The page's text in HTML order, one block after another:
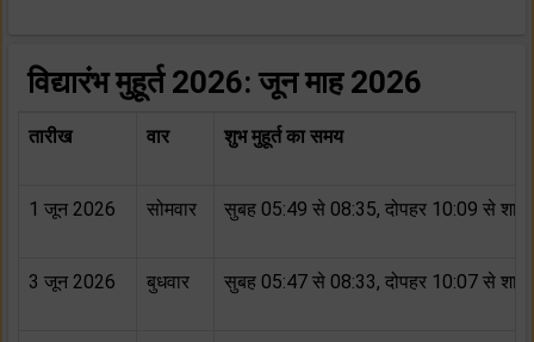
विद्यारंभ मुहूर्त 2026: जून माह 2026
तारीख वार शुभ मुहूर्त का समय
1 जून 2026 सोमवार सुबह 05:49 से 08:35, दोपहर 10:09 से शाम
3 जून 2026 बुधवार सुबह 05:47 से 08:33, दोपहर 10:07 से शाम